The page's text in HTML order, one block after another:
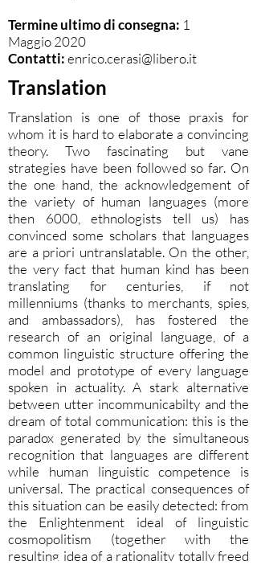
Termine ultimo di consegna: 1
Maggio 2020
Contatti:enrico.cerasi@libero.it
Translation
Translation is one of those praxis for
whom it is hard to elaborate a convincing
theory. Two fascinating but vane
strategies have been followed so far. On
the one hand, the acknowledgement of
the variety of human languages (more
then 6000, ethnologists tell us) has
convinced some scholars that languages
are a priori untranslatable. On the other,
the very fact that human kind has been
translating for centuries, if not
millenniums (thanks to merchants, spies,
and ambassadors), has fostered the
research of an original language, of a
common linguistic structure offering the
model and prototype of every language
spoken in actuality. A stark alternative
between utter incommunicabilty and the
dream of total communication: this is the
paradox generated by the simultaneous
recognition that languages are different
while human linguistic competence is
universal. The practical consequences of
this situation can be easily detected: from
the Enlightenment ideal of linguistic
cosmopolitism (together with the
resulting idea of a rationality totally freed